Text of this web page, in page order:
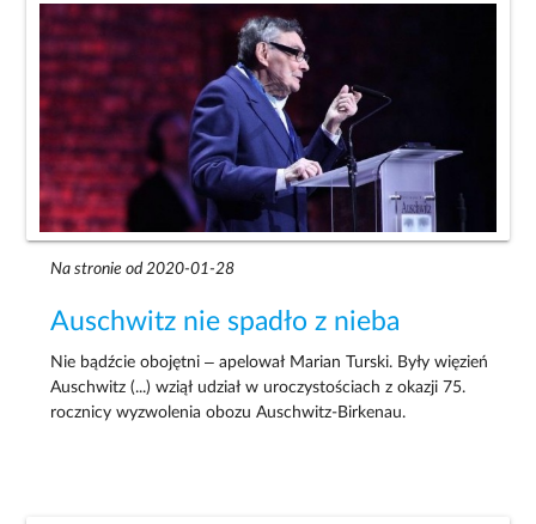
Na stronie od 2020-01-28
Auschwitz nie spadło z nieba
Nie bądźcie obojętni – apelował Marian Turski. Były więzień
Auschwitz (...) wziął udział w uroczystościach z okazji 75.
rocznicy wyzwolenia obozu Auschwitz-Birkenau.